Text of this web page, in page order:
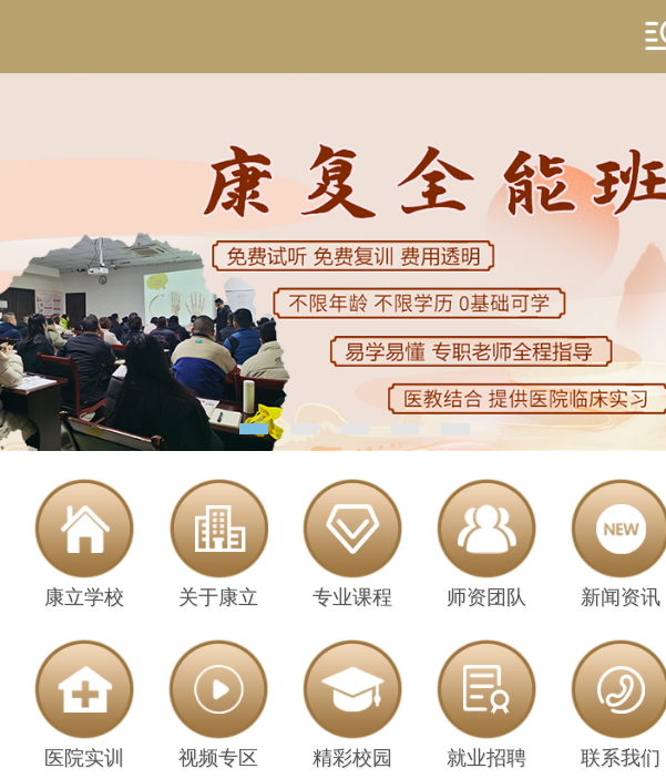
康立学校 关于康立 专业课程 师资团队 新闻资讯
医院实训 视频专区 精彩校园 就业招聘 联系我们